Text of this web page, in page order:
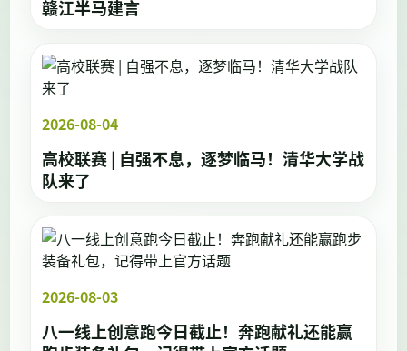
赣江半马建言
2026-08-04
高校联赛 | 自强不息，逐梦临马！清华大学战
队来了
2026-08-03
八一线上创意跑今日截止！奔跑献礼还能赢